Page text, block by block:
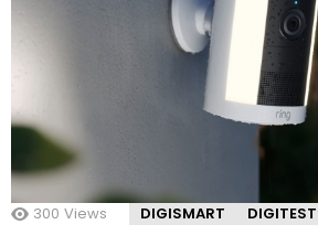
300 Views DIGISMART